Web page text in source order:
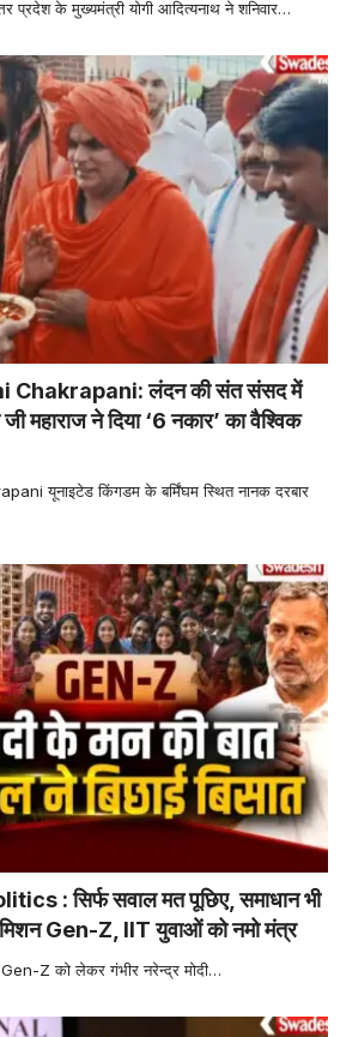
के मुख्यमंत्री योगी आदित्यनाथ ने शनिवार…
लंदन की संत संसद में
महाराज ने दिया ‘6 नकार’ का वैश्विक
यूनाइटेड किंगडम के बर्मिंघम स्थित नानक दरबार
: सिर्फ सवाल मत पूछिए, समाधान भी
मिशन Gen-Z, IIT युवाओं को नमो मंत्र
Z को लेकर गंभीर नरेन्द्र मोदी…